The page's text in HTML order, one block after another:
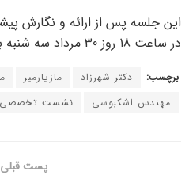
این جلسه پس از ارائه و نگارش
در ساعت 18 روز 30 مرداد سه شنبه به پایان رسید
برچسب: دکتر شهرزاد مازیارمیر
مهندس اشکبوسی
نشست تخصصی
پست قبلی